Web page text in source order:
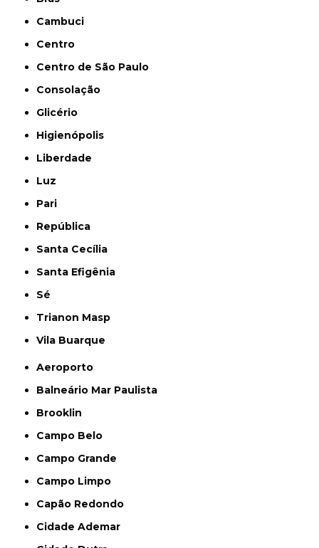
Cambuci
Centro
Centro de São Paulo
Consolação
Glicério
Higienópolis
Liberdade
Luz
Pari
República
Santa Cecília
Santa Efigênia
Sé
Trianon Masp
Vila Buarque
Aeroporto
Balneário Mar Paulista
Brooklin
Campo Belo
Campo Grande
Campo Limpo
Capão Redondo
Cidade Ademar